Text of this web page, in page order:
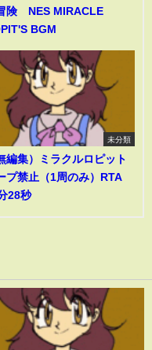
険 NES MIRACLE
BGM
未分類
編集）ミラクルロピット
プ禁止（1周のみ）RTA
28秒